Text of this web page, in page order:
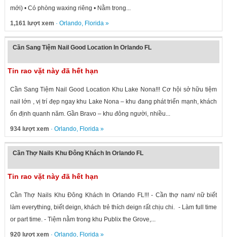
mới) • Có phòng waxing riêng • Nằm trong...
1,161 lượt xem · Orlando, Florida»
Cần Sang Tiệm Nail Good Location In Orlando FL
Tin rao vặt này đã hết hạn
Cần Sang Tiệm Nail Good Location Khu Lake Nona!!! Cơ hội sở hữu tiệm
nail lớn , vị trí đẹp ngay khu Lake Nona – khu đang phát triển mạnh, khách
ổn định quanh năm. Gần Bravo – khu đông người, nhiều...
934 lượt xem · Orlando, Florida»
Cần Thợ Nails Khu Đông Khách In Orlando FL
Tin rao vặt này đã hết hạn
Cần Thợ Nails Khu Đông Khách In Orlando FL!!! - Cần thợ nam/ nữ biết
làm everything, biết deign, khách trẻ thích deign rất chịu chi. - Làm full time
or part time. - Tiệm nằm trong khu Publix the Grove,...
920 lượt xem · Orlando, Florida»